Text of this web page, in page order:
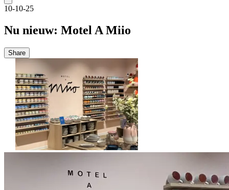
10-10-25
Nu nieuw: Motel A Miio
Share